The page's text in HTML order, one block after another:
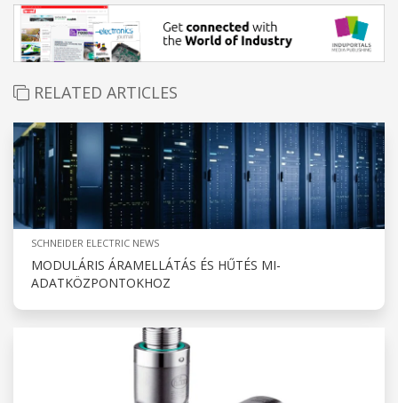
RELATED ARTICLES
SCHNEIDER ELECTRIC NEWS
MODULÁRIS ÁRAMELLÁTÁS ÉS HŰTÉS MI-
ADATKÖZPONTOKHOZ